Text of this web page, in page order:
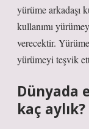
yürüme arkadaşı
kullanımı
verecektir.
yürümeyi teşvik
Dünyada
kaç aylık?